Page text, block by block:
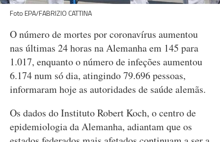
Foto EPA/FABRIZIO CATTINA
O número de mortes por coronavírus aumentou
nas últimas 24 horas na Alemanha em 145 para
1.017, enquanto o número de infeções aumentou
6.174 num só dia, atingindo 79.696 pessoas,
informaram hoje as autoridades de saúde alemãs.
Os dados do Instituto Robert Koch, o centro de
epidemiologia da Alemanha, adiantam que os